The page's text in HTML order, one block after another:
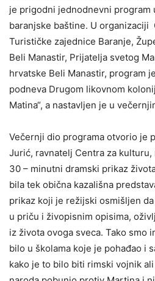
je prigodni jednodnevni program
baranjske baštine. U organizaciji
Turističke zajednice Baranje,
Beli Manastir, Prijatelja svetog
hrvatske Beli Manastir, program
podneva Drugom likovnom
Matina“, a nastavljen je u
Večernji dio programa otvorio je
Jurić, ravnatelj Centra za
30 – minutni dramski prikaz
bila tek obična kazališna
prikaz koji je režijski osmišljen
u priču i živopisnim opisima,
iz života ovoga sveca. Tako smo
bilo u školama koje je pohađao i
kako je to bilo biti rimski vojnik